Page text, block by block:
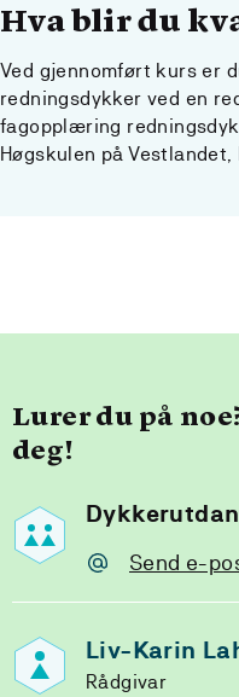
Hva blir du
Ved gjennomført kurs er
redningsdykker ved en
fagopplæring
Høgskulen på
Lurer du på
deg!
Send e-
Liv-Karin
Rådgivar